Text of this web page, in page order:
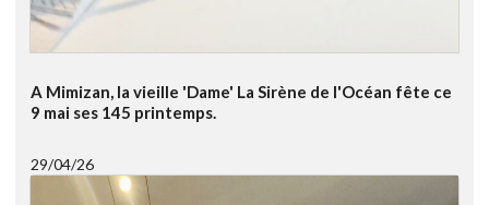
A Mimizan, la vieille 'Dame' La Sirène de l'Océan fête ce
9 mai ses 145 printemps.
29/04/26